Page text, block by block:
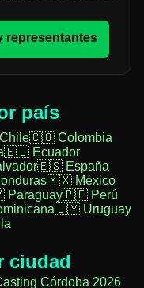
representantes
país
🇨🇴 Colombia
🇪🇨 Ecuador
🇪🇸 España
🇲🇽 México
🇵🇪 Perú
🇺🇾 Uruguay
ciudad
Córdoba 2026